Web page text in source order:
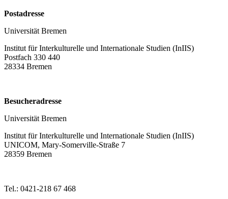
Postadresse
Universität Bremen
Institut für Interkulturelle und Internationale Studien (InIIS)
Postfach 330 440
28334 Bremen
Besucheradresse
Universität Bremen
Institut für Interkulturelle und Internationale Studien (InIIS)
UNICOM, Mary-Somerville-Straße 7
28359 Bremen
Tel.: 0421-218 67 468